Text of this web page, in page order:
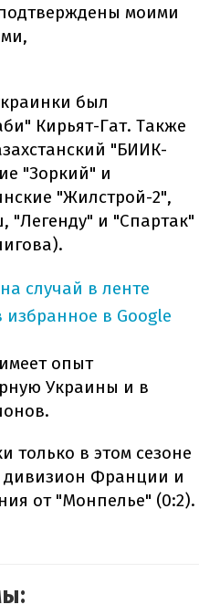
моими
был
Кирьят-Гат. Также
"БИИК-
"Зоркий" и
"Жилстрой-2",
"Легенду" и "Спартак"
случай в ленте
в Google
опыт
Украины и в
только в этом сезоне
дивизион Франции и
от "Монпелье" (0:2).